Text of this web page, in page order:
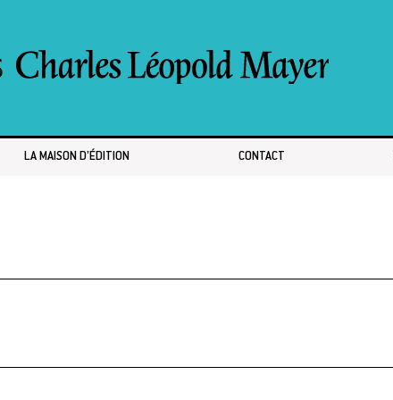
LA MAISON D’ÉDITION CONTACT